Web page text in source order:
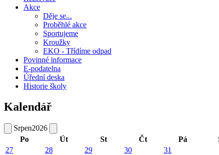
Akce
Děje se...
Proběhlé akce
Sportujeme
Kroužky
EKO - Třídíme odpad
Povinné informace
E-podatelna
Úřední deska
Historie školy
Kalendář
Srpen2026
Po
Út St Čt Pá
27
28
29
30
31